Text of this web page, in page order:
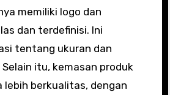
memiliki logo dan
dan terdefinisi. Ini
tentang ukuran dan
itu, kemasan produk
lebih berkualitas, dengan